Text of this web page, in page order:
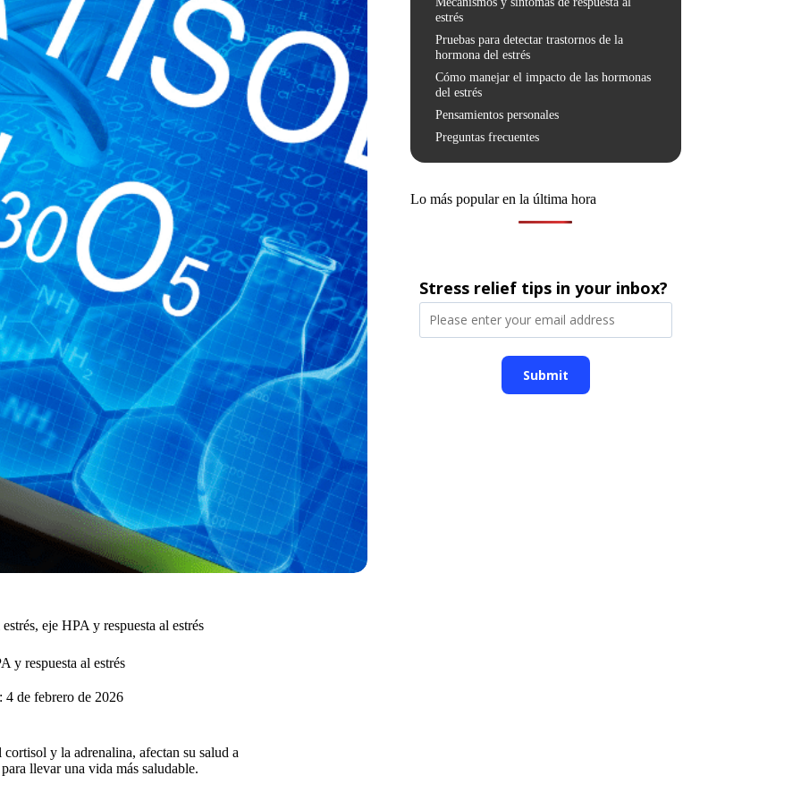
eje HPA y respuesta al estrés
y respuesta al estrés
4 de febrero de 2026
y la adrenalina, afectan su salud a
llevar una vida más saludable.
estrés
Pruebas para detectar trastornos de la
hormona del estrés
Cómo manejar el impacto de las hormonas
del estrés
Pensamientos personales
Preguntas frecuentes
Lo más popular en la última hora
Stress relief tips in your inbox?
Submit